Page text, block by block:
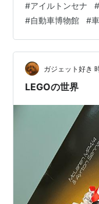
と思います。 今後
た。 個人的には今
りに行き、山梨県
ではドライバーさ
高齢の運転手さん
した。 山梨県立博
#アイルトンセナ #
#自動車博物館 #
ガジェット好き
LEGOの世界